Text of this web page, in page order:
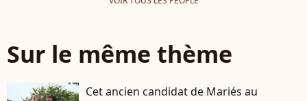
Sur le même thème
Cet ancien candidat de Mariés au